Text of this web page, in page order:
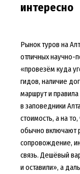
интересно
Рынок туров на
отличных научно-
«провезём куда
гидов, наличие
маршрут и
в заповедники
стоимость, а на
обычно включают
сопровождение,
связь. Дешёвый
и оставили», а